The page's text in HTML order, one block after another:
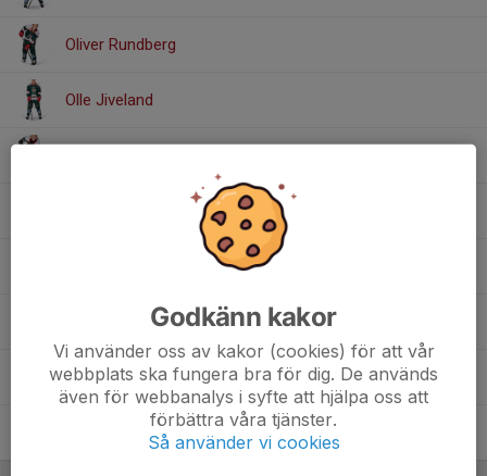
Oliver Rundberg
Olle Jiveland
Vilton Hellberg
William Edlander
Godkänn kakor
Vi använder oss av kakor (cookies) för att vår
webbplats ska fungera bra för dig. De används
även för webbanalys i syfte att hjälpa oss att
förbättra våra tjänster.
Så använder vi cookies